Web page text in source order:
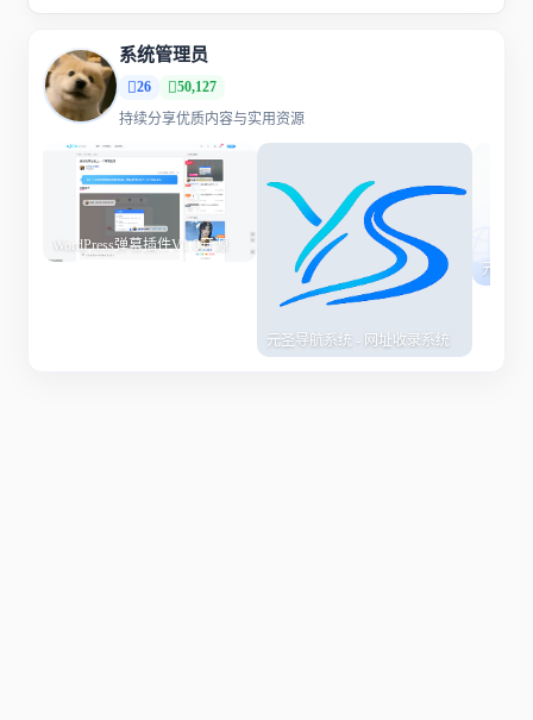
系统管理员
26
50,127
持续分享优质内容与实用资源
WordPress弹幕插件V1.0开源
元圣导航系统 - 网址收录系统
元圣导